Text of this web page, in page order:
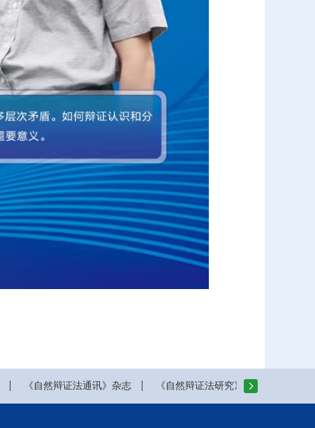
《自然辩证法通讯》杂志 《自然辩证法研究》杂志